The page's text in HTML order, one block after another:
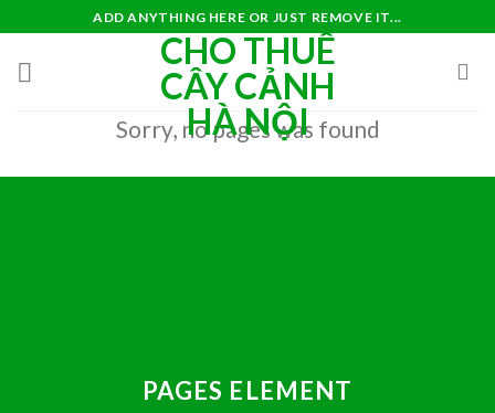
content
ADD ANYTHING HERE OR JUST REMOVE IT...
CHO THUÊ
CÂY CẢNH
HÀ NỘI
Sorry, no pages was found
PAGES ELEMENT